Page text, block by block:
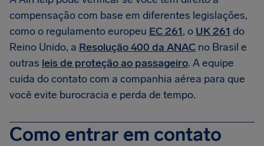
compensação com base em diferentes legislações,
como o regulamento europeu EC 261, o UK 261 do
Reino Unido, a Resolução 400 da ANAC no Brasil e
outras leis de proteção ao passageiro. A equipe
cuida do contato com a companhia aérea para que
você evite burocracia e perda de tempo.
Como entrar em contato